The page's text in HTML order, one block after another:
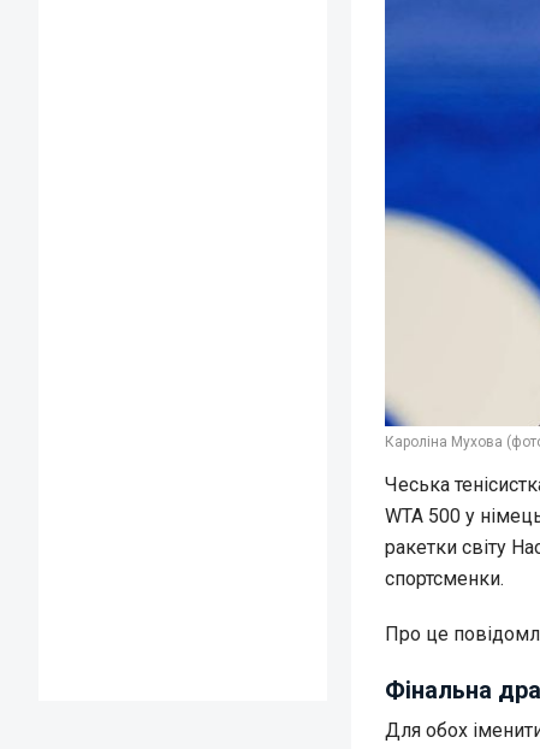
Кароліна Мухова
Чеська
WTA 500 у
ракетки світу
спортсменки.
Про це
Фінальна
Для обох